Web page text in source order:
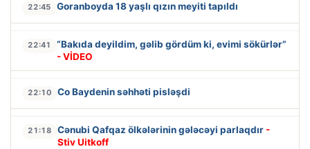
22:45 Goranboyda 18 yaşlı qızın meyiti tapıldı
22:41
“Bakıda deyildim, gəlib gördüm ki, evimi sökürlər”
- VİDEO
22:10 Co Baydenin səhhəti pisləşdi
21:18 Cənubi Qafqaz ölkələrinin gələcəyi parlaqdır -
Stiv Uitkoff